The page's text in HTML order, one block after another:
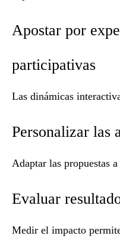
Apostar por
participativas
Las dinámicas
Personalizar las
Adaptar las propuestas
Evaluar
Medir el impacto